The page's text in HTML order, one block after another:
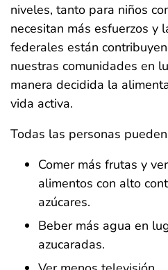
niveles, tanto para niños
necesitan más esfuerzos y
federales están
nuestras comunidades en
manera decidida la
vida activa.
Todas las personas
Comer más frutas y
alimentos con alto
azúcares.
Beber más agua en
azucaradas.